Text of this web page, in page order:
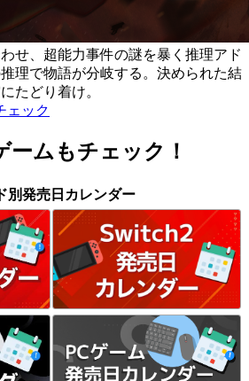
せ、超能力事件の謎を暴く推理アド
理で物語が分岐する。決められた結
たどり着け。
ェック
ームもチェック！
別発売日カレンダー